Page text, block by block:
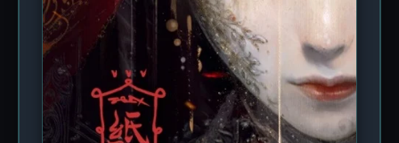
каждым углом поджидает новая угроза.
Городские небоскрёбы соседствуют с руинами
забытых цивилизаций, а привычная реальность
то и дело трескается, обнажая изнанку бытия.
Это история о том, как обычный человек
становится частью великой эпопеи, где решается
вопрос жизни и смерти не только для него, но и